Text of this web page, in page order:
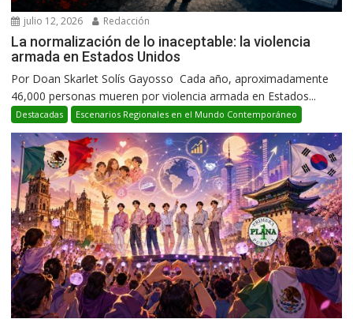
julio 12, 2026 Redacción
La normalización de lo inaceptable: la violencia
armada en Estados Unidos
Por Doan Skarlet Solís Gayosso Cada año, aproximadamente
46,000 personas mueren por violencia armada en Estados...
Destacadas Escenarios Regionales en el Mundo Contemporáneo